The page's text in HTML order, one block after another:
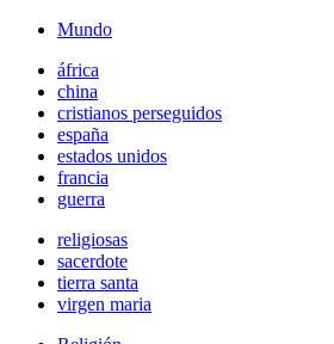
Mundo
áfrica
china
cristianos perseguidos
españa
estados unidos
francia
guerra
religiosas
sacerdote
tierra santa
virgen maria